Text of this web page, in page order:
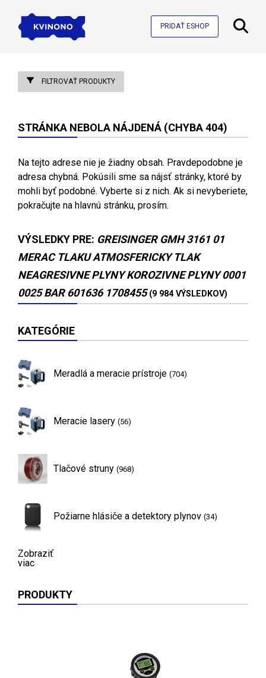
PRIDAŤ ESHOP
FILTROVAŤ PRODUKTY
STRÁNKA NEBOLA NÁJDENÁ (CHYBA 404)
Na tejto adrese nie je žiadny obsah. Pravdepodobne je
adresa chybná. Pokúsili sme sa nájsť stránky, ktoré by
mohli byť podobné. Vyberte si z nich. Ak si nevyberiete,
pokračujte na hlavnú stránku, prosím.
VÝSLEDKY PRE: GREISINGER GMH 3161 01
MERAC TLAKU ATMOSFERICKY TLAK
NEAGRESIVNE PLYNY KOROZIVNE PLYNY 0001
0025 BAR 601636 1708455 (9 984 VÝSLEDKOV)
KATEGÓRIE
Meradlá a meracie prístroje (704)
Meracie lasery (56)
Tlačové struny (968)
Požiarne hlásiče a detektory plynov (34)
Zobraziť
viac
PRODUKTY